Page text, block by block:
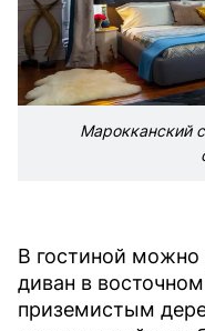
Марокканский
В гостиной
диван в
приземистым